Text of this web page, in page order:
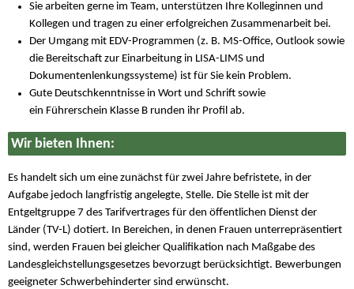
Sie arbeiten gerne im Team, unterstützen Ihre Kolleginnen und
Kollegen und tragen zu einer erfolgreichen Zusammenarbeit bei.
Der Umgang mit EDV-Programmen (z. B. MS-Office, Outlook sowie
die Bereitschaft zur Einarbeitung in LISA-LIMS und
Dokumentenlenkungssysteme) ist für Sie kein Problem.
Gute Deutschkenntnisse in Wort und Schrift sowie
ein Führerschein Klasse B runden ihr Profil ab.
Wir bieten Ihnen:
Es handelt sich um eine zunächst für zwei Jahre befristete, in der
Aufgabe jedoch langfristig angelegte, Stelle. Die Stelle ist mit der
Entgeltgruppe 7 des Tarifvertrages für den öffentlichen Dienst der
Länder (TV-L) dotiert. In Bereichen, in denen Frauen unterrepräsentiert
sind, werden Frauen bei gleicher Qualifikation nach Maßgabe des
Landesgleichstellungsgesetzes bevorzugt berücksichtigt. Bewerbungen
geeigneter Schwerbehinderter sind erwünscht.